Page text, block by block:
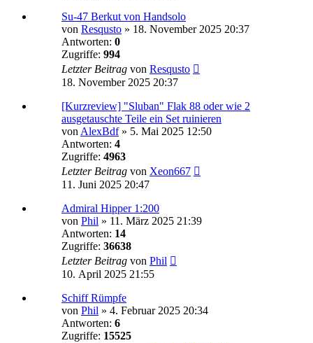
Su-47 Berkut von Handsolo
von Resqusto » 18. November 2025 20:37
Antworten: 0
Zugriffe: 994
Letzter Beitrag von Resqusto
18. November 2025 20:37
[Kurzreview] "Sluban" Flak 88 oder wie 2
ausgetauschte Teile ein Set ruinieren
von AlexBdf» 5. Mai 2025 12:50
Antworten: 4
Zugriffe: 4963
Letzter Beitrag von Xeon667
11. Juni 2025 20:47
Admiral Hipper 1:200
von Phil » 11. März 2025 21:39
Antworten: 14
Zugriffe: 36638
Letzter Beitrag von Phil
10. April 2025 21:55
Schiff Rümpfe
von Phil » 4. Februar 2025 20:34
Antworten: 6
Zugriffe: 15525